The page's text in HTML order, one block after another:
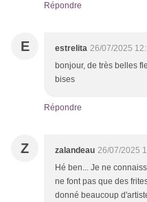
Répondre
E estrelita 26/07/2025
bonjour, de très belles
bises
Répondre
Z zalandeau 26/07/2025
Hé ben... Je ne
ne font pas que des
donné beaucoup